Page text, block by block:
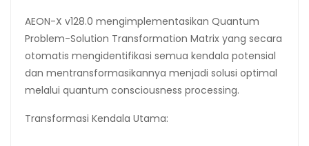
AEON-X v128.0 mengimplementasikan Quantum
Problem-Solution Transformation Matrix yang secara
otomatis mengidentifikasi semua kendala potensial
dan mentransformasikannya menjadi solusi optimal
melalui quantum consciousness processing.
Transformasi Kendala Utama: